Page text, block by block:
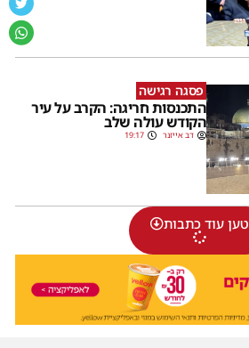
פסגה רגישה
התכנסות חריגה: הקרב על עיר
הקודש עולה שלב
דב אייזנר 19:17
טען עוד כתבות